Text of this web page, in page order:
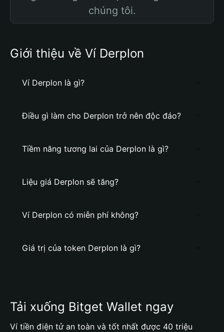
chúng tôi.
Giới thiệu về Ví Derplon
Ví Derplon là gì?
Điều gì làm cho Derplon trở nên độc đáo?
Tiềm năng tương lai của Derplon là gì?
Liệu giá Derplon sẽ tăng?
Ví Derplon có miễn phí không?
Giá trị của token Derplon là gì?
Tải xuống Bitget Wallet ngay
Ví tiền điện tử an toàn và tốt nhất được 40 triệu